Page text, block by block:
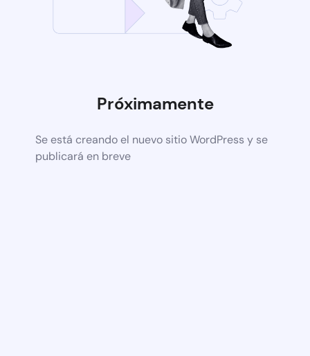
Próximamente
Se está creando el nuevo sitio WordPress y se
publicará en breve